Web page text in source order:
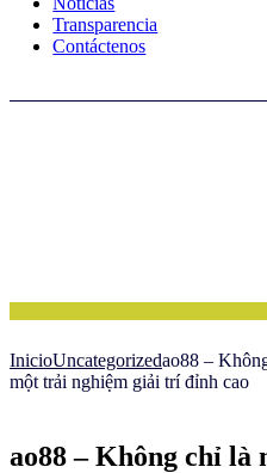
Transparencia
Contáctenos
InicioUncategorizedao88 –
một trải nghiệm giải trí đỉnh cao
ao88 – Không chỉ là